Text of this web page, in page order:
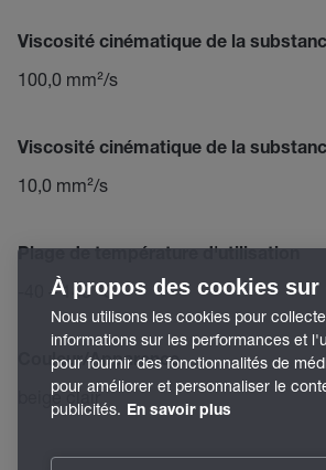
Viscosité cinématique de la
100,0 mm²/s
Viscosité cinématique de la
10,0 mm²/s
Plage de température d'utilisation
-40 – 140 °C
Couleur/Apparence
beige clair
À propos des cookies sur
Nous utilisons les cookies pour
informations sur les performances et
pour fournir des fonctionnalités de
pour améliorer et personnaliser le
publicités. En savoir plus